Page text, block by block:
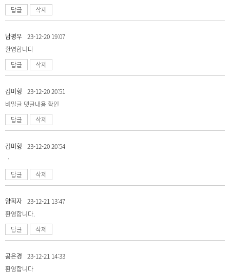
답글
삭제
남평우 23-12-20 19:07
환영합니다
답글
삭제
김미형
23-12-20 20:51
비밀글 댓글내용 확인
답글
삭제
김미형
23-12-20 20:54
ㆍ
답글
삭제
양희자 23-12-21 13:47
환영합니다.
답글
삭제
공은경
23-12-21 14:33
환영합니다